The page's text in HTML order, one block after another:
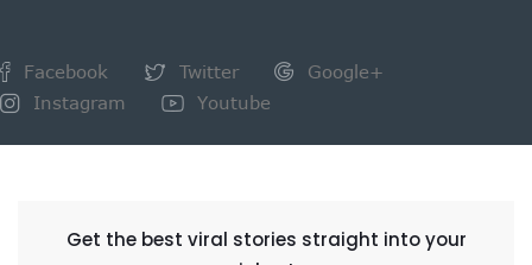
Facebook Twitter
Google+
Instagram
Youtube
Get the best viral stories straight into your